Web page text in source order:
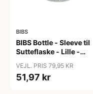
BIBS
BIBS Bottle - Sleeve til
Sutteflaske - Lille -
VEJL. PRIS 79,95 KR
51,97 kr